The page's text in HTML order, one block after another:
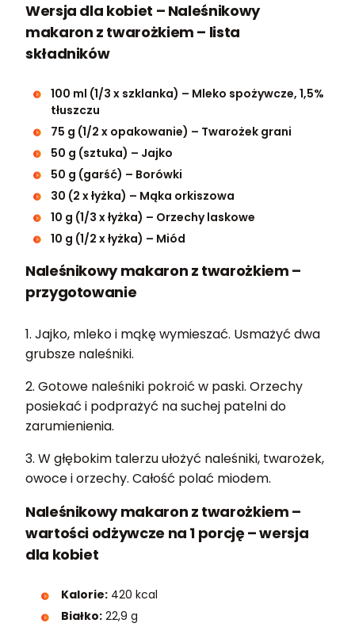
Wersja dla kobiet – Naleśnikowy
makaron z twarożkiem – lista
składników
100 ml (1/3 x szklanka) – Mleko spożywcze, 1,5%
tłuszczu
75 g (1/2 x opakowanie) – Twarożek grani
50 g (sztuka) – Jajko
50 g (garść) – Borówki
30 (2 x łyżka) – Mąka orkiszowa
10 g (1/3 x łyżka) – Orzechy laskowe
10 g (1/2 x łyżka) – Miód
Naleśnikowy makaron z twarożkiem –
przygotowanie
1. Jajko, mleko i mąkę wymieszać. Usmażyć dwa
grubsze naleśniki.
2. Gotowe naleśniki pokroić w paski. Orzechy
posiekać i podprażyć na suchej patelni do
zarumienienia.
3. W głębokim talerzu ułożyć naleśniki, twarożek,
owoce i orzechy. Całość polać miodem.
Naleśnikowy makaron z twarożkiem –
wartości odżywcze na 1 porcję – wersja
dla kobiet
Kalorie: 420 kcal
Białko: 22,9 g